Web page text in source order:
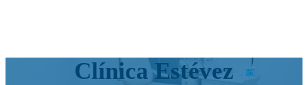
Clínica Estévez